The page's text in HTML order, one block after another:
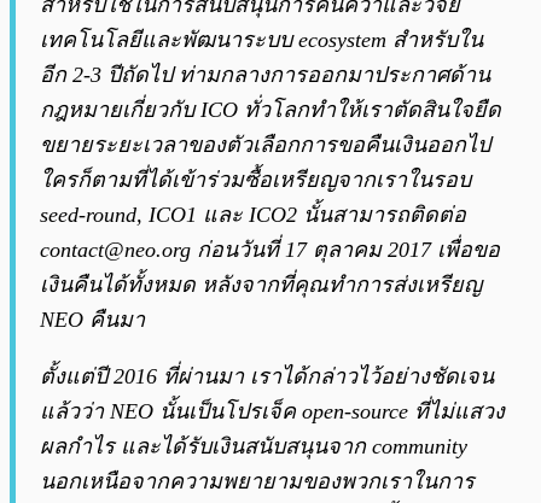
สำหรับใช้ในการสนับสนุนการค้นคว้าและวิจัย
เทคโนโลยีและพัฒนาระบบ ecosystem สำหรับใน
อีก 2-3 ปีถัดไป ท่ามกลางการออกมาประกาศด้าน
กฎหมายเกี่ยวกับ ICO ทั่วโลกทำให้เราตัดสินใจยืด
ขยายระยะเวลาของตัวเลือกการขอคืนเงินออกไป
ใครก็ตามที่ได้เข้าร่วมซื้อเหรียญจากเราในรอบ
seed-round, ICO1 และ ICO2 นั้นสามารถติดต่อ
contact@neo.org ก่อนวันที่ 17 ตุลาคม 2017 เพื่อขอ
เงินคืนได้ทั้งหมด หลังจากที่คุณทำการส่งเหรียญ
NEO คืนมา
ตั้งแต่ปี 2016 ที่ผ่านมา เราได้กล่าวไว้อย่างชัดเจน
แล้วว่า NEO นั้นเป็นโปรเจ็ค open-source ที่ไม่แสวง
ผลกำไร และได้รับเงินสนับสนุนจาก community
นอกเหนือจากความพยายามของพวกเราในการ